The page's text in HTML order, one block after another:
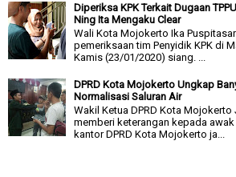
Diperiksa KPK Terkait Dugaan
Ning Ita Mengaku Clear
Wali Kota Mojokerto Ika
pemeriksaan tim Penyidik KPK di
Kamis (23/01/2020) siang. ...
DPRD Kota Mojokerto Ungkap
Normalisasi Saluran Air
Wakil Ketua DPRD Kota
memberi keterangan kepada
kantor DPRD Kota Mojokerto ja...